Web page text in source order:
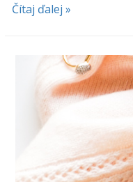
Čítaj ďalej »